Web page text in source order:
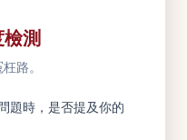
測
路。
題時，是否提及你的